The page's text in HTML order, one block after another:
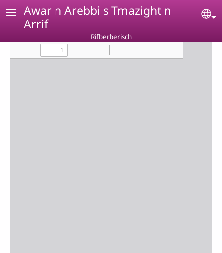
Skip to main content
Awar n Arebbi s Tmazight n
Arrif
Rifberberisch